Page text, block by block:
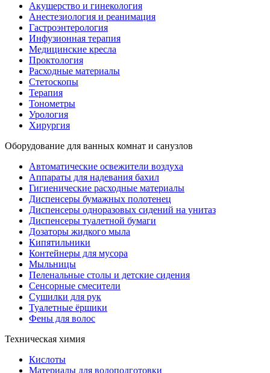
Акушерство и гинекология
Анестезиология и реанимация
Гастроэнтерология
Инфузионная терапия
Медицинские кресла
Проктология
Расходные материалы
Стетоскопы
Терапия
Тонометры
Урология
Хирургия
Оборудование для ванных комнат и санузлов
Автоматические освежители воздуха
Аппараты для надевания бахил
Гигиенические расходные материалы
Диспенсеры бумажных полотенец
Диспенсеры одноразовых сидений на унитаз
Диспенсеры туалетной бумаги
Дозаторы жидкого мыла
Кипятильники
Контейнеры для мусора
Мыльницы
Пеленальные столы и детские сидения
Сенсорные смесители
Сушилки для рук
Туалетные ёршики
Фены для волос
Техническая химия
Кислоты
Материалы для водоподготовки